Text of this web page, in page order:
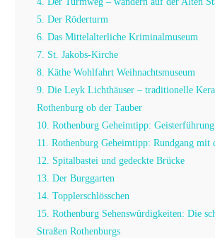
5. Der Röderturm
6. Das Mittelalterliche Kriminalmuseum
7. St. Jakobs-Kirche
8. Käthe Wohlfahrt Weihnachtsmuseum
9. Die Leyk Lichthäuser – traditionelle
Rothenburg ob der Tauber
10. Rothenburg Geheimtipp:
11. Rothenburg Geheimtipp: Rundgang mit
12. Spitalbastei und gedeckte Brücke
13. Der Burggarten
14. Topplerschlösschen
15. Rothenburg Sehenswürdigkeiten: Die
Straßen Rothenburgs